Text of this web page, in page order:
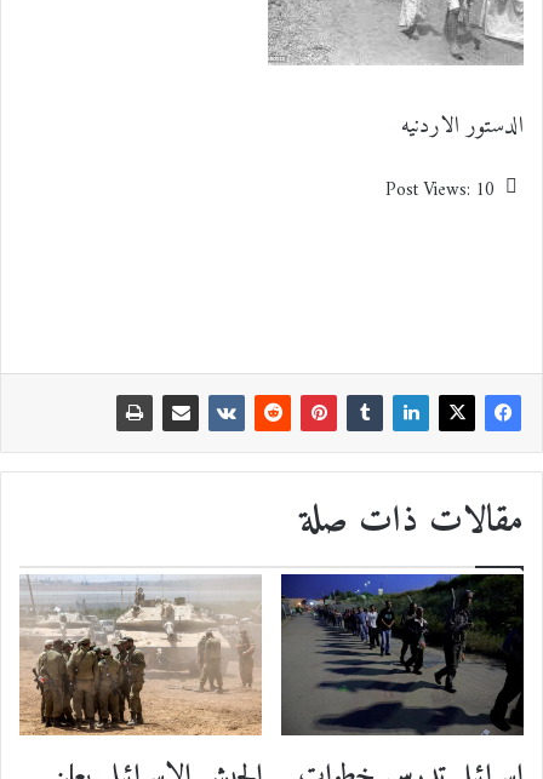
الدستور الاردنيه
Post Views: 10
مقالات ذات صلة